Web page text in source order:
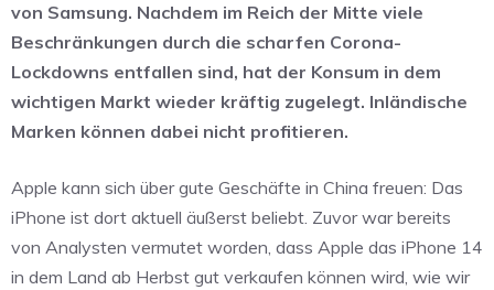
von Samsung. Nachdem im Reich der Mitte viele
Beschränkungen durch die scharfen Corona-
Lockdowns entfallen sind, hat der Konsum in dem
wichtigen Markt wieder kräftig zugelegt. Inländische
Marken können dabei nicht profitieren.
Apple kann sich über gute Geschäfte in China freuen: Das
iPhone ist dort aktuell äußerst beliebt. Zuvor war bereits
von Analysten vermutet worden, dass Apple das iPhone 14
in dem Land ab Herbst gut verkaufen können wird, wie wir